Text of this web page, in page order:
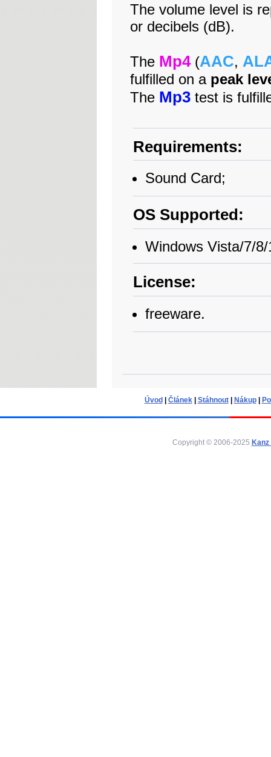
The volume level is
or decibels (dB).
The Mp4(AAC,
fulfilled on a peak
The Mp3 test is
Requirements:
Sound Card;
OS Supported:
Windows Vista/7/
License:
freеware.
Úvod Článek Stáhnout Nákup
Copyright © 2006-2025